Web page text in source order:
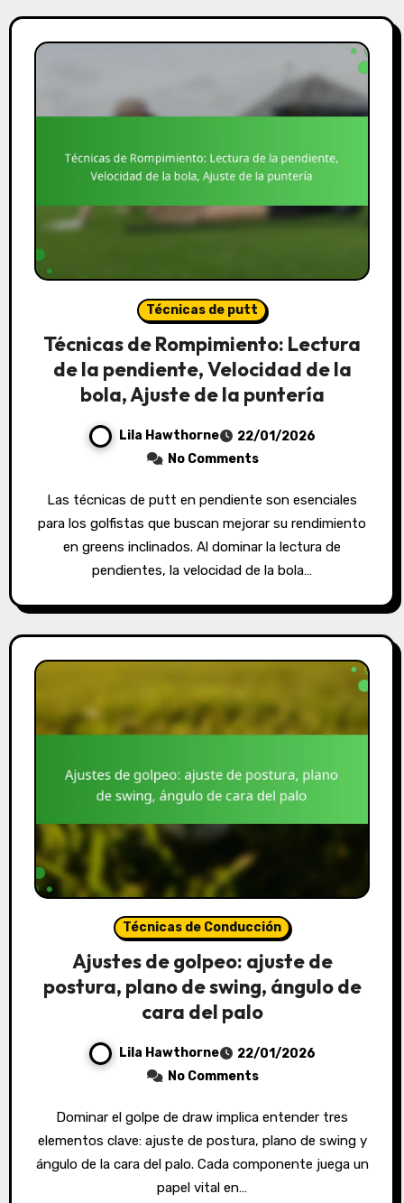
Técnicas de putt
Técnicas de Rompimiento: Lectura
de la pendiente, Velocidad de la
bola, Ajuste de la puntería
Lila Hawthorne
22/01/2026
No Comments
Las técnicas de putt en pendiente son esenciales
para los golfistas que buscan mejorar su rendimiento
en greens inclinados. Al dominar la lectura de
pendientes, la velocidad de la bola…
Técnicas de Conducción
Ajustes de golpeo: ajuste de
postura, plano de swing, ángulo de
cara del palo
Lila Hawthorne
22/01/2026
No Comments
Dominar el golpe de draw implica entender tres
elementos clave: ajuste de postura, plano de swing y
ángulo de la cara del palo. Cada componente juega un
papel vital en…